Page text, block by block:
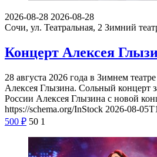
2026-08-28 2026-08-28
Сочи, ул. Театральная, 2 Зимний
Концерт Алексея
28 августа 2026 года в Зимнем
Алексея Глызина. Сольный концерт
России Алексея Глызина с новой
https://schema.org/InStock 2026-08-
500 ₽ 50 1